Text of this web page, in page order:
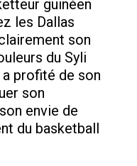
guinéen
les Dallas
son
du Syli
profité de son
son
envie de
du basketball